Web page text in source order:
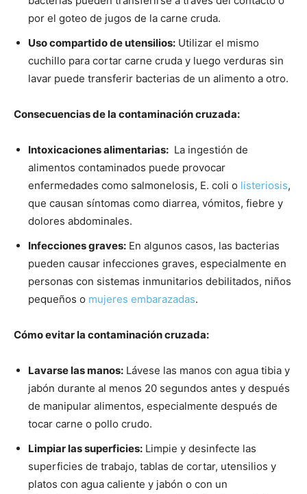
por el goteo de jugos de la carne cruda.
Uso compartido de utensilios: Utilizar el mismo
cuchillo para cortar carne cruda y luego verduras sin
lavar puede transferir bacterias de un alimento a otro.
Consecuencias de la contaminación cruzada:
Intoxicaciones alimentarias: La ingestión de
alimentos contaminados puede provocar
enfermedades como salmonelosis, E. coli o listeriosis,
que causan síntomas como diarrea, vómitos, fiebre y
dolores abdominales.
Infecciones graves: En algunos casos, las bacterias
pueden causar infecciones graves, especialmente en
personas con sistemas inmunitarios debilitados, niños
pequeños o mujeres embarazadas.
Cómo evitar la contaminación cruzada:
Lavarse las manos: Lávese las manos con agua tibia y
jabón durante al menos 20 segundos antes y después
de manipular alimentos, especialmente después de
tocar carne o pollo crudo.
Limpiar las superficies: Limpie y desinfecte las
superficies de trabajo, tablas de cortar, utensilios y
platos con agua caliente y jabón o con un